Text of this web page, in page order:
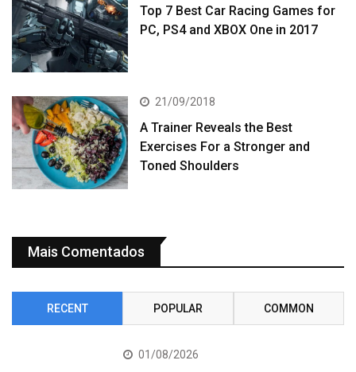
Top 7 Best Car Racing Games for
PC, PS4 and XBOX One in 2017
21/09/2018
A Trainer Reveals the Best
Exercises For a Stronger and
Toned Shoulders
Mais Comentados
RECENT POPULAR COMMON
01/08/2026